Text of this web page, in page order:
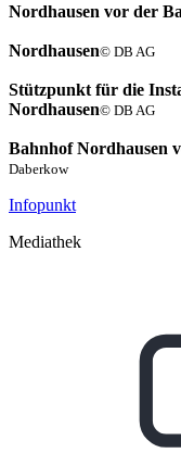
Nordhausen vor der
Nordhausen© DB AG
Stützpunkt für die
Nordhausen© DB AG
Bahnhof Nordhausen
Daberkow
Infopunkt
Mediathek